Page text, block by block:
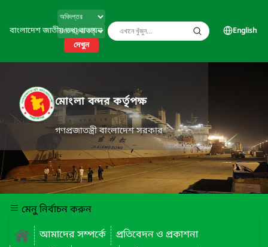
বাংলাদেশ জাতীয় তথ্য বাতায়ন
দেখুন
English
মোংলা বন্দর কর্তৃপক্ষ
গণপ্রজাতন্ত্রী বাংলাদেশ সরকার
মেনু নির্বাচন করুন
আমাদের সম্পর্কে
প্রতিবেদন ও প্রকাশনা